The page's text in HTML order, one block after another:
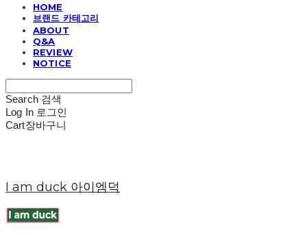
HOME
브랜드 카테고리
ABOUT
Q&A
REVIEW
NOTICE
Search 검색
Log In 로그인
Cart장바구니
I am duck 아이엠덕